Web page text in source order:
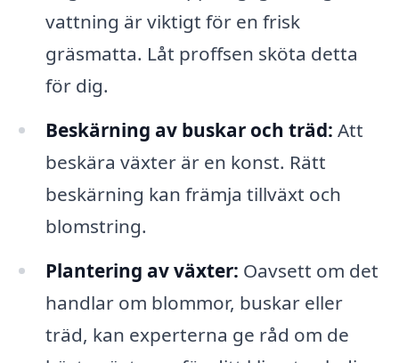
vattning är viktigt för en frisk
gräsmatta. Låt proffsen sköta detta
för dig.
Beskärning av buskar och träd: Att
beskära växter är en konst. Rätt
beskärning kan främja tillväxt och
blomstring.
Plantering av växter: Oavsett om det
handlar om blommor, buskar eller
träd, kan experterna ge råd om de